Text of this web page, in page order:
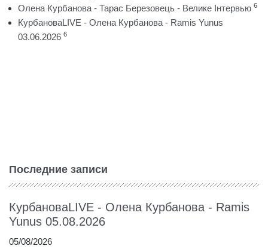
Олена Курбанова - Тарас Березовець - Велике Інтервью 6
КурбановаLIVE - Олена Курбанова - Ramis Yunus
03.06.2026 6
Последние записи
КурбановаLIVE - Олена Курбанова - Ramis
Yunus 05.08.2026
05/08/2026